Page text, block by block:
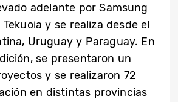
adelante por Samsung
y se realiza desde el
Uruguay y Paraguay. En
se presentaron un
y se realizaron 72
en distintas provincias